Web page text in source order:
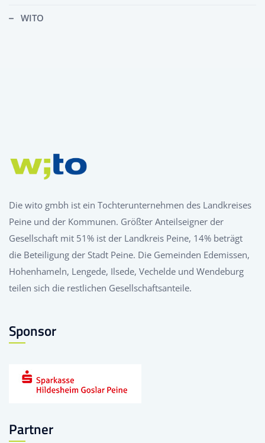
WITO
Die wito gmbh ist ein Tochterunternehmen des Landkreises
Peine und der Kommunen. Größter Anteilseigner der
Gesellschaft mit 51% ist der Landkreis Peine, 14% beträgt
die Beteiligung der Stadt Peine. Die Gemeinden Edemissen,
Hohenhameln, Lengede, Ilsede, Vechelde und Wendeburg
teilen sich die restlichen Gesellschaftsanteile.
Sponsor
Partner